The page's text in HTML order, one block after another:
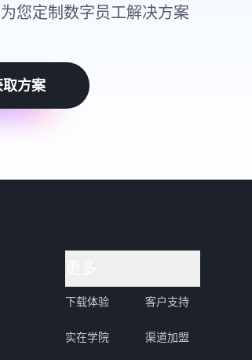
您定制数字员工解决方案
方案
下载体验
实在学院
客户支持
渠道加盟